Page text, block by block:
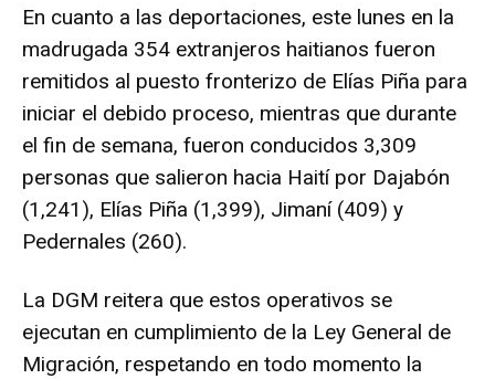
En cuanto a las deportaciones, este lunes en la
madrugada 354 extranjeros haitianos fueron
remitidos al puesto fronterizo de Elías Piña para
iniciar el debido proceso, mientras que durante
el fin de semana, fueron conducidos 3,309
personas que salieron hacia Haití por Dajabón
(1,241), Elías Piña (1,399), Jimaní (409) y
Pedernales (260).
La DGM reitera que estos operativos se
ejecutan en cumplimiento de la Ley General de
Migración, respetando en todo momento la